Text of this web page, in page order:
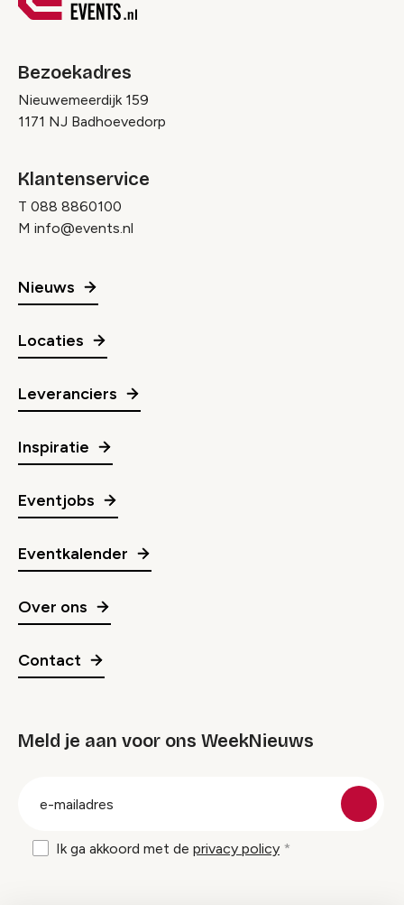
Bezoekadres
Nieuwemeerdijk 159
1171 NJ Badhoevedorp
Klantenservice
T 088 8860100
M info@events.nl
Nieuws
Locaties
Leveranciers
Inspiratie
Eventjobs
Eventkalender
Over ons
Contact
Meld je aan voor ons WeekNieuws
Ik ga akkoord met de privacy policy